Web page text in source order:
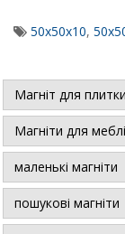
50x50x10,
Магніт для плитки
Магніти для
маленькі магніти
пошукові магніти